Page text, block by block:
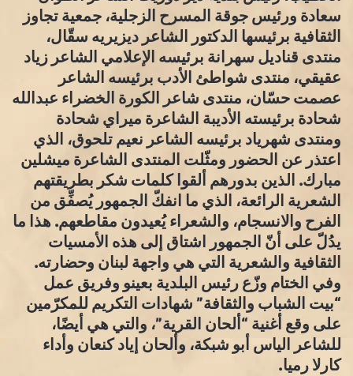
سعادة ورئيس جوقة المسرح الزجلية، جمعية تجاوز
الثقافية برئيسها الدكتور الشاعر ديزيريه سقّال،
منتدى قناديل سهرانة برئيسه الإعلامي الشاعر زياد
عقيقي، منتدى شواطئ الأدب برئيسه الشاعر
عصمت حسّان، منتدى شاعر الكورة الخضراء عبدالله
شحادة برئيسته الأديبة الشاعرة ميراي شحادة
ومنتدى شهرياد برئيسه الشاعر نعيم تلحوق، الذي
اعتذر عن الحضور ومثّلت المنتدى الشاعرة ميشلين
مبارك. الذين بدورهم ألقوا كلمات شكر بطريقتهم
الشعرية الرائعة، الذي ما انفكّ الجمهور يُصفِّق من
الفرح والانسجام، والشعراء يُعيدون مقاطعهم. هذا ما
يدُلّ على أنّ الجمهور اشتاق إلى هذه الأمسيات
الثقافية والشعرية التي هي واجهة لبنان وحضارته.
وفي الختام وزّع رئيس البلدية بعينو وفريق عمل
“بيت الشباب والثقافة” شهادات التكريم للمكرّمين
على وقع أغنية “ألحان القرية”، والتي هي أيضًا،
للشاعر الياس أبو شبكة، وألحان إياد كنعان وأداء
كارلا رميا.